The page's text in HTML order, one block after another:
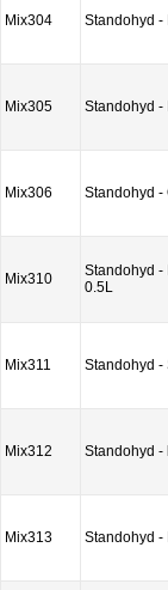
Mix304 Standohyd -
Mix305 Standohyd -
Mix306 Standohyd -
Mix310
Standohyd -
0.5L
Mix311 Standohyd -
Mix312 Standohyd -
Mix313 Standohyd -